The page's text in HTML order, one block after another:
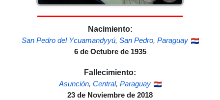
Nacimiento:
San Pedro del Ycuamandyyú, San Pedro, Paraguay
6 de Octubre de 1935
Fallecimiento:
Asunción, Central, Paraguay
23 de Noviembre de 2018